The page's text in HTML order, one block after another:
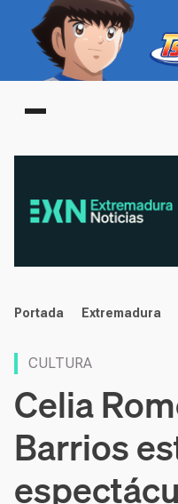
Main menu
noticias
Portada Extremadura
CULTURA
Celia
Barrios